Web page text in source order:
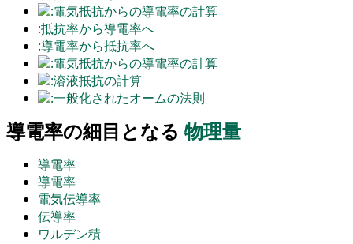
:電気抵抗からの導電率の計算
:抵抗率から導電率へ
:導電率から抵抗率へ
:電気抵抗からの導電率の計算
:溶液抵抗の計算
:一般化されたオームの法則
導電率の細目となる 物理量
導電率
導電率
電気伝導率
伝導率
ワルデン積